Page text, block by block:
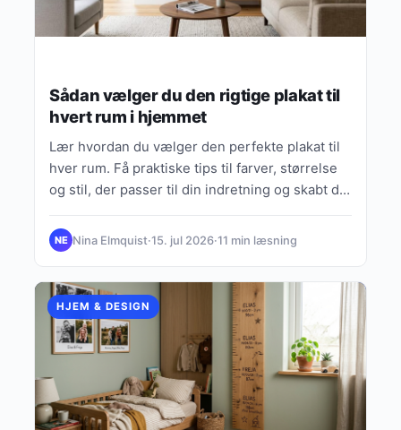
Sådan vælger du den rigtige plakat til
hvert rum i hjemmet
Lær hvordan du vælger den perfekte plakat til
hver rum. Få praktiske tips til farver, størrelse
og stil, der passer til din indretning og skabt det
NE Nina Elmquist·15. jul 2026·11 min læsning
HJEM & DESIGN